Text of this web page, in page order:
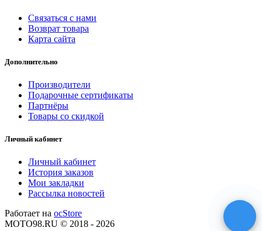
Связаться с нами
Возврат товара
Карта сайта
Дополнительно
Производители
Подарочные сертификаты
Партнёры
Товары со скидкой
Личный кабинет
Личный кабинет
История заказов
Мои закладки
Рассылка новостей
Работает на ocStore
MOTO98.RU © 2018 - 2026